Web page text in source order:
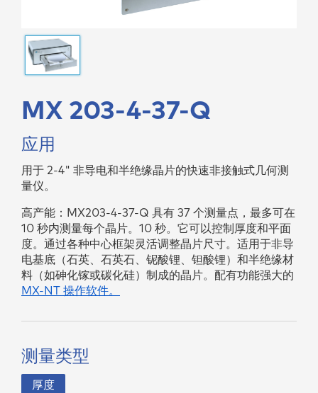
MX 203-4-37-Q
应用
用于 2-4" 非导电和半绝缘晶片的快速非接触式⼏何测
量仪。
高产能：MX203-4-37-Q 具有 37 个测量点，最多可在
10 秒内测量每个晶片。10 秒。它可以控制厚度和平面
度。通过各种中心框架灵活调整晶片尺寸。适用于非导
电基底（石英、石英石、铌酸锂、钽酸锂）和半绝缘材
料（如砷化镓或碳化硅）制成的晶片。配有功能强大的
MX-NT 操作软件。
测量类型
厚度